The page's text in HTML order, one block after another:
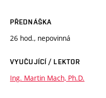
PŘEDNÁŠKA
26 hod., nepovinná
VYUČUJÍCÍ / LEKTOR
Ing. Martin Mach, Ph.D.